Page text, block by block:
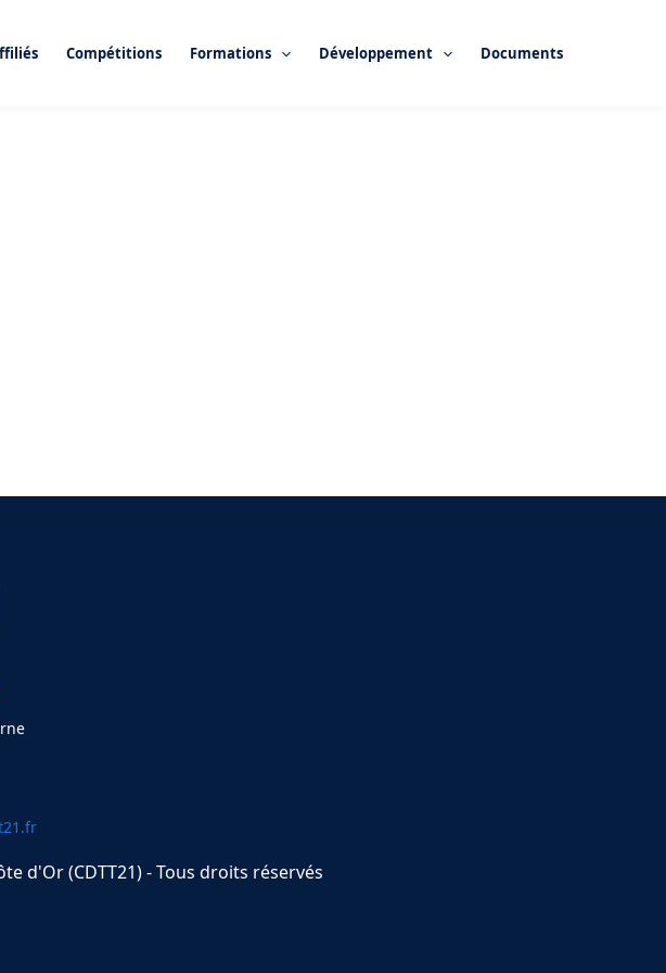
Compétitions Formations Développement Documents
d'Or (CDTT21) - Tous droits réservés